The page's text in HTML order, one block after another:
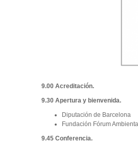
9.00 Acreditación.
9.30 Apertura y bienvenida.
Diputación de Barcelona
Fundación Fórum
9.45 Conferencia.